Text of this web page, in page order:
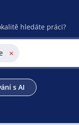
hledáte práci?
×
s AI